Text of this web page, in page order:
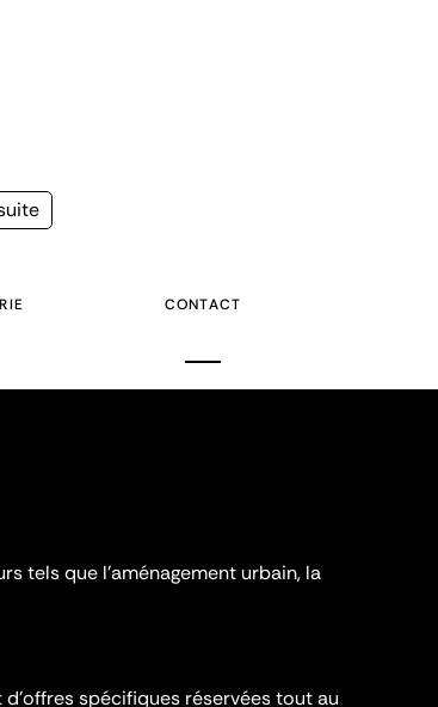
CONTACT
tels que l'aménagement urbain, la
spécifiques réservées tout au